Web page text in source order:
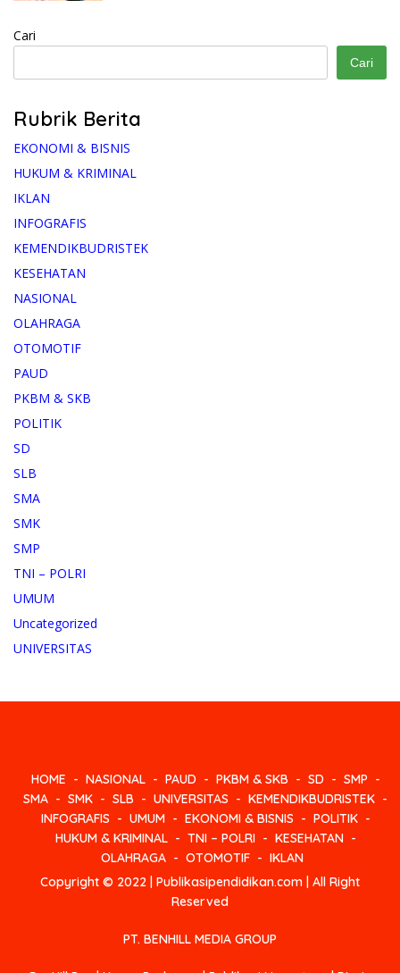
Cari
Cari
Rubrik Berita
EKONOMI & BISNIS
HUKUM & KRIMINAL
IKLAN
INFOGRAFIS
KEMENDIKBUDRISTEK
KESEHATAN
NASIONAL
OLAHRAGA
OTOMOTIF
PAUD
PKBM & SKB
POLITIK
SD
SLB
SMA
SMK
SMP
TNI – POLRI
UMUM
Uncategorized
UNIVERSITAS
HOME NASIONAL PAUD PKBM & SKB SD
SMP
SMA
SMK SLB UNIVERSITAS
KEMENDIKBUDRISTEK
INFOGRAFIS
UMUM EKONOMI & BISNIS
POLITIK
HUKUM & KRIMINAL
TNI – POLRI
KESEHATAN
OLAHRAGA
OTOMOTIF
IKLAN
Copyright © 2022 | Publikasipendidikan.com | All Right
Reserved
PT. BENHILL MEDIA GROUP